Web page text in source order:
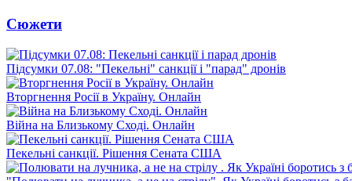
Сюжети
Підсумки 07.08: "Пекельні" санкції і "парад" дронів
Вторгнення Росії в Україну. Онлайн
Війна на Близькому Сході. Онлайн
Пекельні санкції. Рішення Сената США